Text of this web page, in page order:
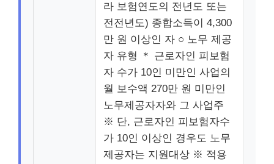
라 보험연도의 전년도 또는
전전년도) 종합소득이 4,300
만 원 이상인 자 ○ 노무 제공
자 유형 ＊ 근로자인 피보험
자 수가 10인 미만인 사업의
월 보수액 270만 원 미만인
노무제공자자와 그 사업주
※ 단, 근로자인 피보험자수
가 10인 이상인 경우도 노무
제공자는 지원대상 ※ 적용